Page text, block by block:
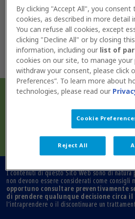
In
I contenuti di questo Sito Web sono di natura
non devono essere considerati come consigli
opportuno consultare preventivamente
di prendere qualunque decisione circa
l’intraprendere o il discontinuare un
eventuali siti ad esso collegati non
usate per diagnosticare alcuna
fisico, né per prescrivere o
devono portare l’Utente a ignorare
ritardare il consulto con il proprio
È opportuno consultare
sempre un medico prima di
decisione circa il proprio stile
l’intraprendere o il discontinuare un
terapeutico.
È importante chiedere sempre
proprio medico o di un altro
riguardo una condizione medica.
Fare totale ed esclusivo
qualsiasi informazione
a proprio ed esclusivo rischio.
By clicking "Accept All", you
cookies, as described in more detail
You can refuse all cookies, except
clicking "Decline All" or by closing
information, including our list of
cookies on our site, to manage
withdraw your consent, please click
Preferences”. To learn more about
technologies, please read our
Cookie
Reject All